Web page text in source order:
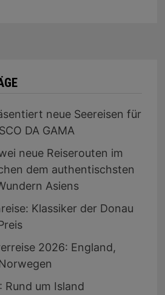
neue Seereisen für
DA GAMA
neue Reiserouten im
dem authentischsten
Asiens
Klassiker der Donau
2026: England,
Rund um Island